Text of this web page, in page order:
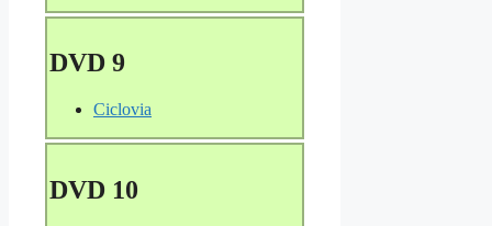
DVD 9
Ciclovia
DVD 10